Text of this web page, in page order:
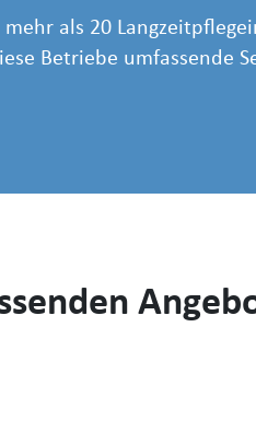
als 20
Betriebe umfassende